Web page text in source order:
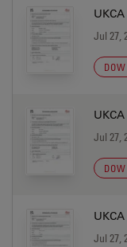
Jul 27,
Jul 27,
Jul 27,